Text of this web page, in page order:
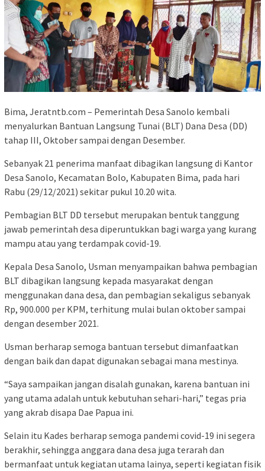
Bima, Jeratntb.com – Pemerintah Desa Sanolo kembali
menyalurkan Bantuan Langsung Tunai (BLT) Dana Desa (DD)
tahap III, Oktober sampai dengan Desember.
Sebanyak 21 penerima manfaat dibagikan langsung di Kantor
Desa Sanolo, Kecamatan Bolo, Kabupaten Bima, pada hari
Rabu (29/12/2021) sekitar pukul 10.20 wita.
Pembagian BLT DD tersebut merupakan bentuk tanggung
jawab pemerintah desa diperuntukkan bagi warga yang kurang
mampu atau yang terdampak covid-19.
Kepala Desa Sanolo, Usman menyampaikan bahwa pembagian
BLT dibagikan langsung kepada masyarakat dengan
menggunakan dana desa, dan pembagian sekaligus sebanyak
Rp, 900.000 per KPM, terhitung mulai bulan oktober sampai
dengan desember 2021.
Usman berharap semoga bantuan tersebut dimanfaatkan
dengan baik dan dapat digunakan sebagai mana mestinya.
“Saya sampaikan jangan disalah gunakan, karena bantuan ini
yang utama adalah untuk kebutuhan sehari-hari,” tegas pria
yang akrab disapa Dae Papua ini.
Selain itu Kades berharap semoga pandemi covid-19 ini segera
berakhir, sehingga anggara dana desa juga terarah dan
bermanfaat untuk kegiatan utama lainya, seperti kegiatan fisik